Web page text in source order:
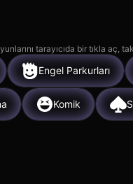
tarayıcıda bir tıkla aç,
Engel Parkurları
Komik